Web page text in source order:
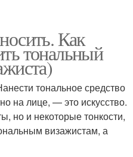
Как
тональный
тональное средство
на лице, — это искусство.
но и некоторые тонкости,
визажистам, а